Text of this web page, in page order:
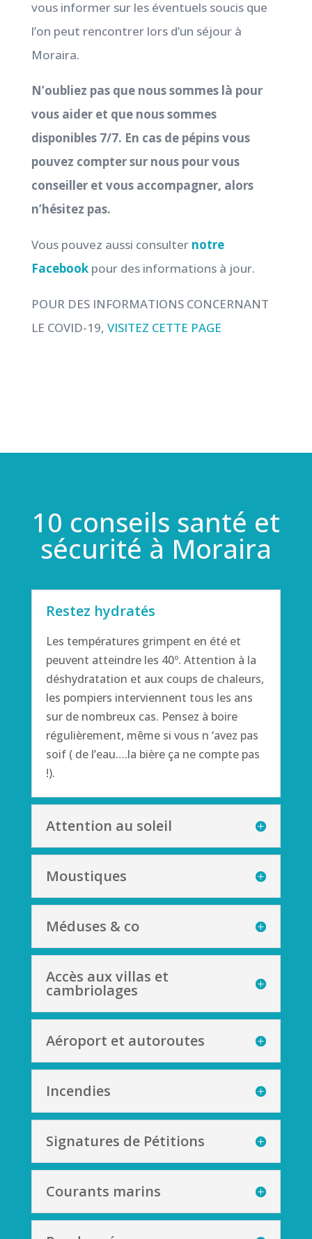
vous informer sur les éventuels soucis que
l’on peut rencontrer lors d’un séjour à
Moraira.
N’oubliez pas que nous sommes là pour
vous aider et que nous sommes
disponibles 7/7. En cas de pépins vous
pouvez compter sur nous pour vous
conseiller et vous accompagner, alors
n’hésitez pas.
Vous pouvez aussi consulternotre
Facebookpour des informations à jour.
POUR DES INFORMATIONS CONCERNANT
LE COVID-19, VISITEZ CETTE PAGE
10 conseils santé et
sécurité à Moraira
Restez hydratés
Les températures grimpent en été et
peuvent atteindre les 40º. Attention à la
déshydratation et aux coups de chaleurs,
les pompiers interviennent tous les ans
sur de nombreux cas. Pensez à boire
régulièrement, même si vous n ‘avez pas
soif ( de l’eau….la bière ça ne compte pas
!).
Attention au soleil
Moustiques
Méduses & co
Accès aux villas et
cambriolages
Aéroport et autoroutes
Incendies
Signatures de Pétitions
Courants marins